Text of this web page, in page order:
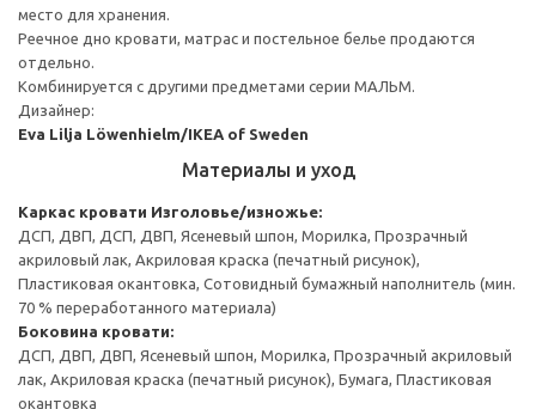
место для хранения.
Реечное дно кровати, матрас и постельное белье продаются
отдельно.
Комбинируется с другими предметами серии МАЛЬМ.
Дизайнер:
Eva Lilja Löwenhielm/IKEA of Sweden
Материалы и уход
Каркас кровати Изголовье/изножье:
ДСП, ДВП, ДСП, ДВП, Ясеневый шпон, Морилка, Прозрачный
акриловый лак, Акриловая краска (печатный рисунок),
Пластиковая окантовка, Сотовидный бумажный наполнитель (мин.
70 % переработанного материала)
Боковина кровати:
ДСП, ДВП, ДВП, Ясеневый шпон, Морилка, Прозрачный акриловый
лак, Акриловая краска (печатный рисунок), Бумага, Пластиковая
окантовка